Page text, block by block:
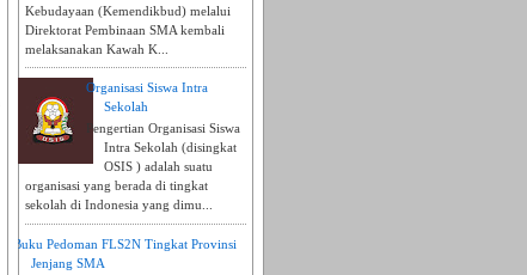
Kebudayaan (Kemendikbud) melalui
Direktorat Pembinaan SMA kembali
melaksanakan Kawah K...
Organisasi Siswa Intra
Sekolah
Pengertian Organisasi Siswa
Intra Sekolah (disingkat
OSIS ) adalah suatu
organisasi yang berada di tingkat
sekolah di Indonesia yang dimu...
Buku Pedoman FLS2N Tingkat Provinsi
Jenjang SMA